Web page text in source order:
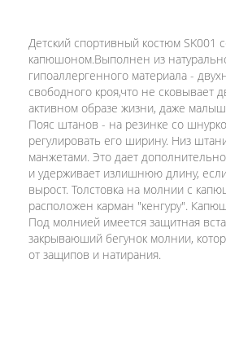
Детский спортивный костюм SK001
капюшоном.Выполнен из
гипоаллергенного материала -
свободного кроя,что не сковывает
активном образе жизни, даже
Пояс штанов - на резинке со
регулировать его ширину. Низ
манжетами. Это дает
и удерживает излишнюю длину,
вырост. Толстовка на молнии с
расположен карман "кенгуру".
Под молнией имеется защитная
закрываюший бегунок молнии,
от защипов и натирания.